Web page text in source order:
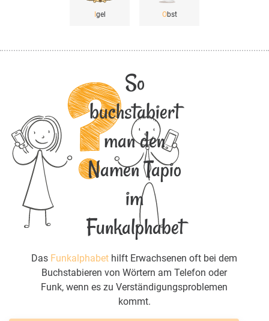
gel Obst
So
buchstabiert
man den
Namen Tapio
im
Funkalphabet
Das Funkalphabet hilft Erwachsenen oft bei dem
Buchstabieren von Wörtern am Telefon oder
Funk, wenn es zu Verständigungsproblemen
kommt.